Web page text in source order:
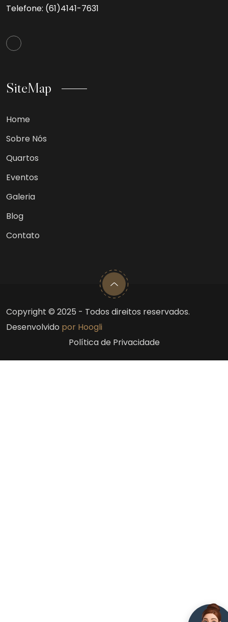
Telefone: (61)4141-7631
SiteMap
Home
Sobre Nós
Quartos
Eventos
Galeria
Blog
Contato
Copyright © 2025 - Todos direitos reservados.
Desenvolvido por Hoogli
Política de Privacidade